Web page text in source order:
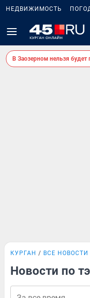
НЕДВИЖИМОСТЬ
В Заозерном нельзя будет
КУРГАН ВСЕ НОВОСТИ
Новости по